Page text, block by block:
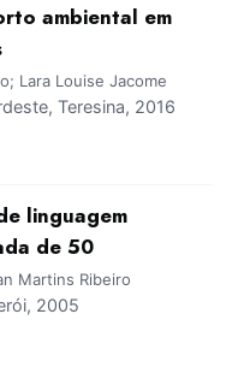
ambiental em
Lara Louise Jacome
Teresina, 2016
linguagem
de 50
Martins Ribeiro
2005